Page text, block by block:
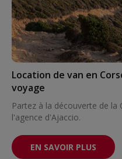
Location de van en
voyage
Partez à la découverte de la
l'agence d'Ajaccio.
EN SAVOIR PLUS